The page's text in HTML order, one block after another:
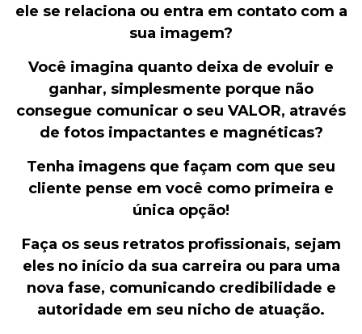
ele se relaciona ou entra em contato com a
sua imagem?
Você imagina quanto deixa de evoluir e
ganhar, simplesmente porque não
consegue comunicar o seu VALOR, através
de fotos impactantes e magnéticas?
Tenha imagens que façam com que seu
cliente pense em você como primeira e
única opção!
Faça os seus retratos profissionais, sejam
eles no início da sua carreira ou para uma
nova fase, comunicando credibilidade e
autoridade em seu nicho de atuação.